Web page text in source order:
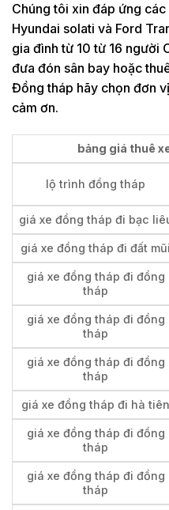
Chúng tôi xin đáp ứng
Hyundai solati và Ford
gia đình từ 10 từ 16 người
đưa đón sân bay hoặc
Đồng tháp hãy chọn đơn
cảm ơn.
bảng giá thuê
lộ trình đồng tháp
giá xe đồng tháp đi bạc
giá xe đồng tháp đi đất mũi
giá xe đồng tháp đi đồng
tháp
giá xe đồng tháp đi đồng
tháp
giá xe đồng tháp đi đồng
tháp
giá xe đồng tháp đi hà tiên
giá xe đồng tháp đi đồng
tháp
giá xe đồng tháp đi đồng
tháp